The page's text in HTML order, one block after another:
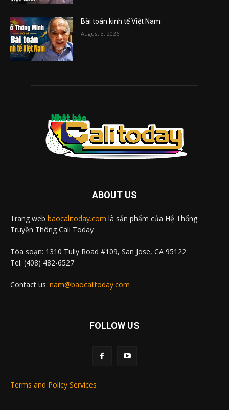
Bài toán kinh tế Việt Nam
August 3, 2026
ABOUT US
Trang web baocalitoday.com là sản phẩm của Hệ Thống
Truyền Thông Cali Today
Tòa soạn: 1310 Tully Road #109, San Jose, CA 95122
Tel: (408) 482-6527
Contact us: nam@baocalitoday.com
FOLLOW US
Terms and Policy Services